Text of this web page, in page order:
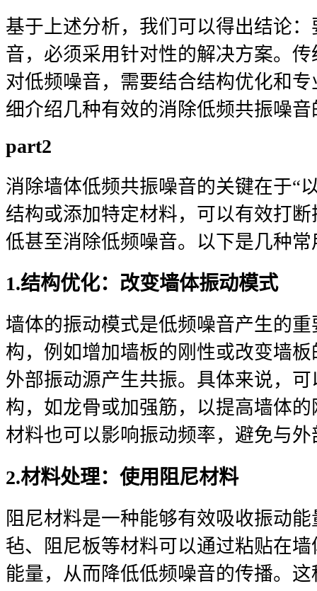
基于上述分析，我们可以得出结论
音，必须采用针对性的解决方案。
对低频噪音，需要结合结构优化和
细介绍几种有效的消除低频共振噪音
part2
消除墙体低频共振噪音的关键在于“
结构或添加特定材料，可以有效打
低甚至消除低频噪音。以下是几种
1.结构优化：改变墙体振动模式
墙体的振动模式是低频噪音产生的
构，例如增加墙板的刚性或改变墙
外部振动源产生共振。具体来说，
构，如龙骨或加强筋，以提高墙体
材料也可以影响振动频率，避免与
2.材料处理：使用阻尼材料
阻尼材料是一种能够有效吸收振动
毡、阻尼板等材料可以通过粘贴在
能量，从而降低低频噪音的传播。